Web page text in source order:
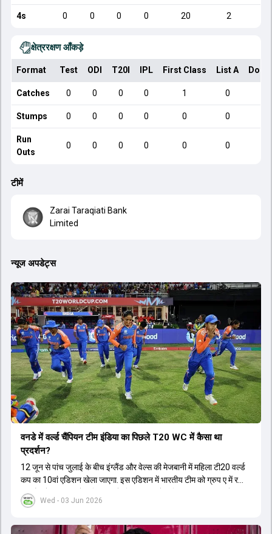
4s 0 0 0 0 20 2
क्षेत्ररक्षण आँकड़े
Format Test ODI T20I IPL First Class List A
Catches 0 0 0 0 1 0
Stumps 0 0 0 0 0 0
Run
Outs
0 0 0 0 0 0
टीमें
Zarai Taraqiati Bank
Limited
न्यूज अपडेट्स
Wed - 03 Jun 2026
वनडे में वर्ल्ड चैंप‍ियन टीम इंडिया का प‍िछले T20 WC में कैसा था
प्रदर्शन?
12 जून से पांच जुलाई के बीच इंग्लैंड और वेल्स की मेजबानी में महिला टी20 वर्ल्ड
कप का 10वां एडिशन खेला जाएगा. इस एडिशन में भारतीय टीम को ग्रुप ए में रखा
गया है, जो 14 जून को पाकिस्तान के ख‍िलाफ अपने अभ‍ियान का आगाज करेगी.